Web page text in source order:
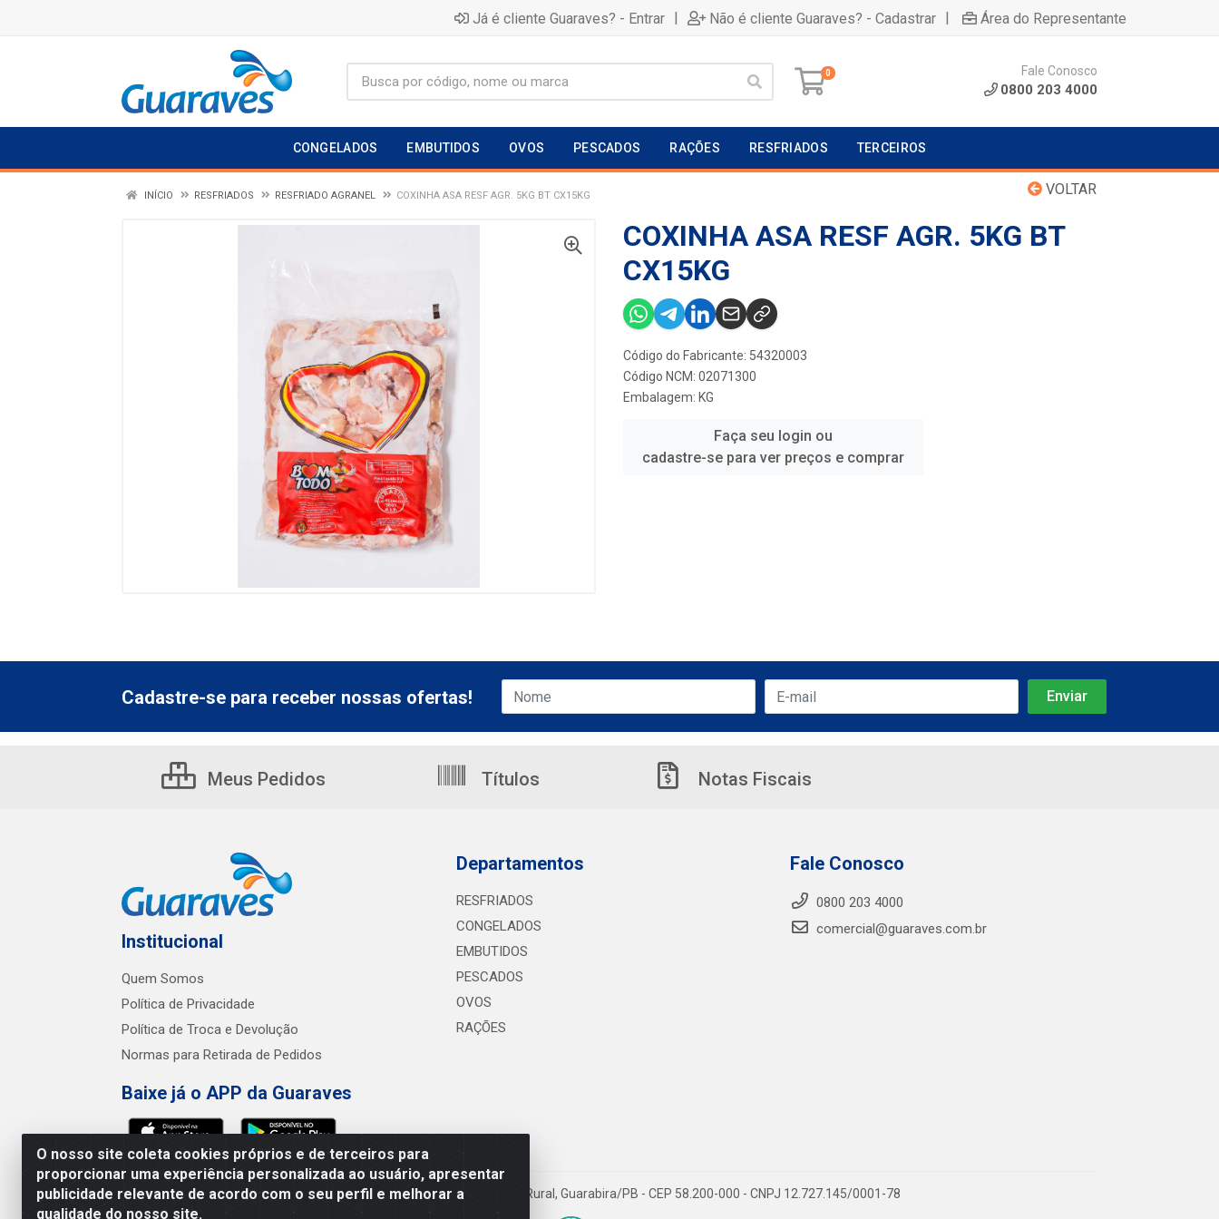
Já é cliente Guaraves? - Entrar | Não é cliente Guaraves? - Cadastrar | Área do Representante
0 Fale Conosco
0800 203 4000
CONGELADOS EMBUTIDOS OVOS PESCADOS RAÇÕES RESFRIADOS TERCEIROS
VOLTAR
INÍCIO RESFRIADOS RESFRIADO AGRANEL COXINHA ASA RESF AGR. 5KG BT CX15KG
COXINHA ASA RESF AGR. 5KG BT
CX15KG
Código do Fabricante: 54320003
Código NCM: 02071300
Embalagem: KG
Faça seu login ou
cadastre-se para ver preços e comprar
O nosso site coleta cookies próprios e de terceiros para
proporcionar uma experiência personalizada ao usuário, apresentar
publicidade relevante de acordo com o seu perfil e melhorar a
qualidade do nosso site.
Cadastre-se para receber nossas ofertas!
Meus Pedidos Títulos Notas Fiscais
Institucional
Quem Somos
Política de Privacidade
Política de Troca e Devolução
Normas para Retirada de Pedidos
Baixe já o APP da Guaraves
Departamentos
RESFRIADOS
CONGELADOS
EMBUTIDOS
PESCADOS
OVOS
RAÇÕES
Fale Conosco
0800 203 4000
comercial@guaraves.com.br
Guaraves - PB 075 KM 2, S/N - Zona Rural, Guarabira/PB - CEP 58.200-000 - CNPJ 12.727.145/0001-78